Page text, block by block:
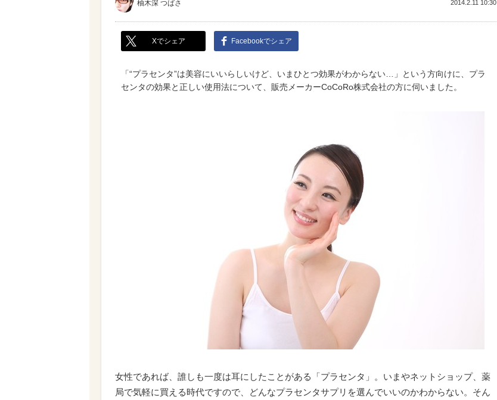
柚木深 つばさ 2014.2.11 10:30
Xでシェア Facebookでシェア
「“プラセンタ”は美容にいいらしいけど、いまひとつ効果がわからない…」という方向けに、プラ
センタの効果と正しい使用法について、販売メーカーCoCoRo株式会社の方に伺いました。
女性であれば、誰しも一度は耳にしたことがある「プラセンタ」。いまやネットショップ、薬
局で気軽に買える時代ですので、どんなプラセンタサプリを選んでいいのかわからない。そん